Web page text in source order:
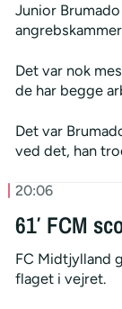
Junior
Det var nok
de har begge
Det var
ved det, han
20:06
61′ FCM
FC Midtjylland
flaget i vejret.